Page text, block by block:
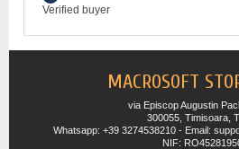
Verified buyer
MACROSOFT
via Episcop Augustin
300055, Timisoara,
Whatsapp: +39 3274538210 - Email:
NIF: